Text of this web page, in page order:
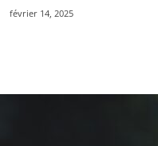
février 14, 2025